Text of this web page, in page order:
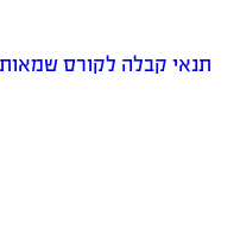
תנאי קבלה לקורס